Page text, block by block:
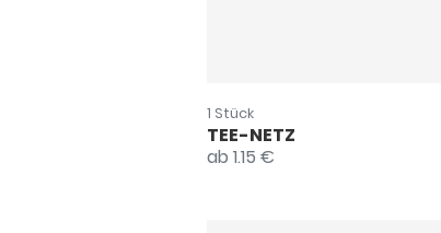
1 Stück
TEE-NETZ
ab 1.15 €